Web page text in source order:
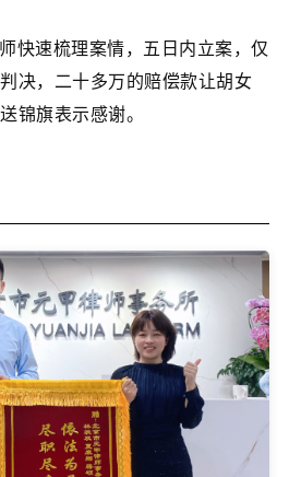
快速梳理案情，五日内立案，仅
决，二十多万的赔偿款让胡女
锦旗表示感谢。